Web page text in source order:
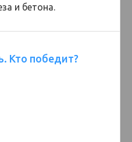
и бетона.
Кто победит?